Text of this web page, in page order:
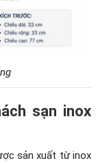
sạn inox
sản xuất từ inox